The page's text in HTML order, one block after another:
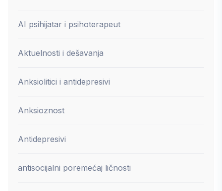
AI psihijatar i psihoterapeut
Aktuelnosti i dešavanja
Anksiolitici i antidepresivi
Anksioznost
Antidepresivi
antisocijalni poremećaj ličnosti